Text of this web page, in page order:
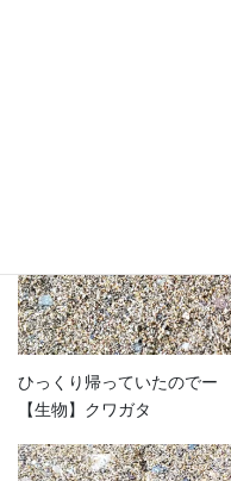
ひっくり帰っていたのでー
【生物】クワガタ